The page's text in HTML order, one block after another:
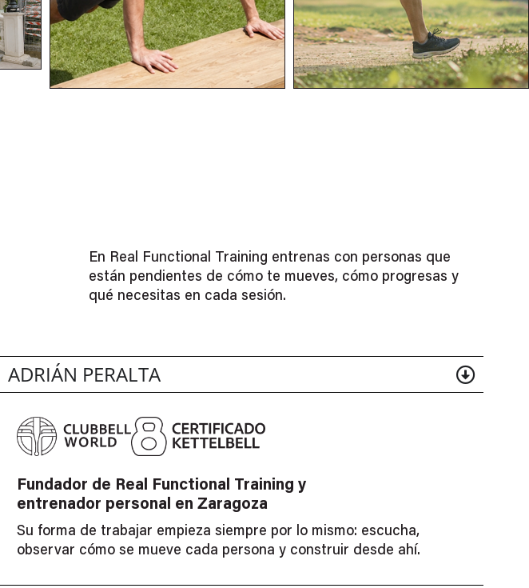
En Real Functional Training entrenas con personas que
están pendientes de cómo te mueves, cómo progresas y
qué necesitas en cada sesión.
ADRIÁN PERALTA
Fundador de Real Functional Training y
entrenador personal en Zaragoza
Su forma de trabajar empieza siempre por lo mismo: escucha,
observar cómo se mueve cada persona y construir desde ahí.